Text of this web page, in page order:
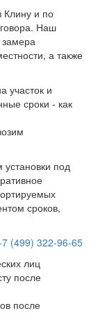
Клину и по
Наш
а также
участок и
сроки - как
установки под
сроков,
(499) 322-96-65
лиц
после
после